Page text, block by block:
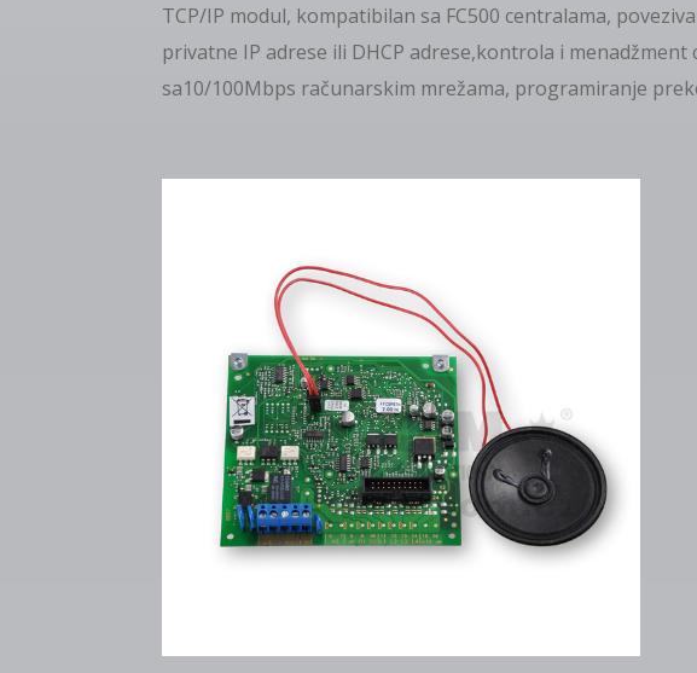
TCP/IP modul, kompatibilan sa FC500 centralama,
privatne IP adrese ili DHCP adrese,kontrola i
sa10/100Mbps računarskim mrežama, programiranje